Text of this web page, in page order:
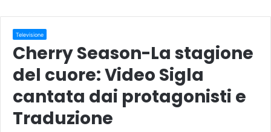
Televisione
Cherry Season-La stagione
del cuore: Video Sigla
cantata dai protagonisti e
Traduzione